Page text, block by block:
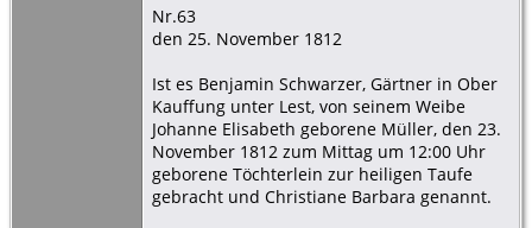
Nr.63
den 25. November 1812
Ist es Benjamin Schwarzer, Gärtner in Ober
Kauffung unter Lest, von seinem Weibe
Johanne Elisabeth geborene Müller, den 23.
November 1812 zum Mittag um 12:00 Uhr
geborene Töchterlein zur heiligen Taufe
gebracht und Christiane Barbara genannt.